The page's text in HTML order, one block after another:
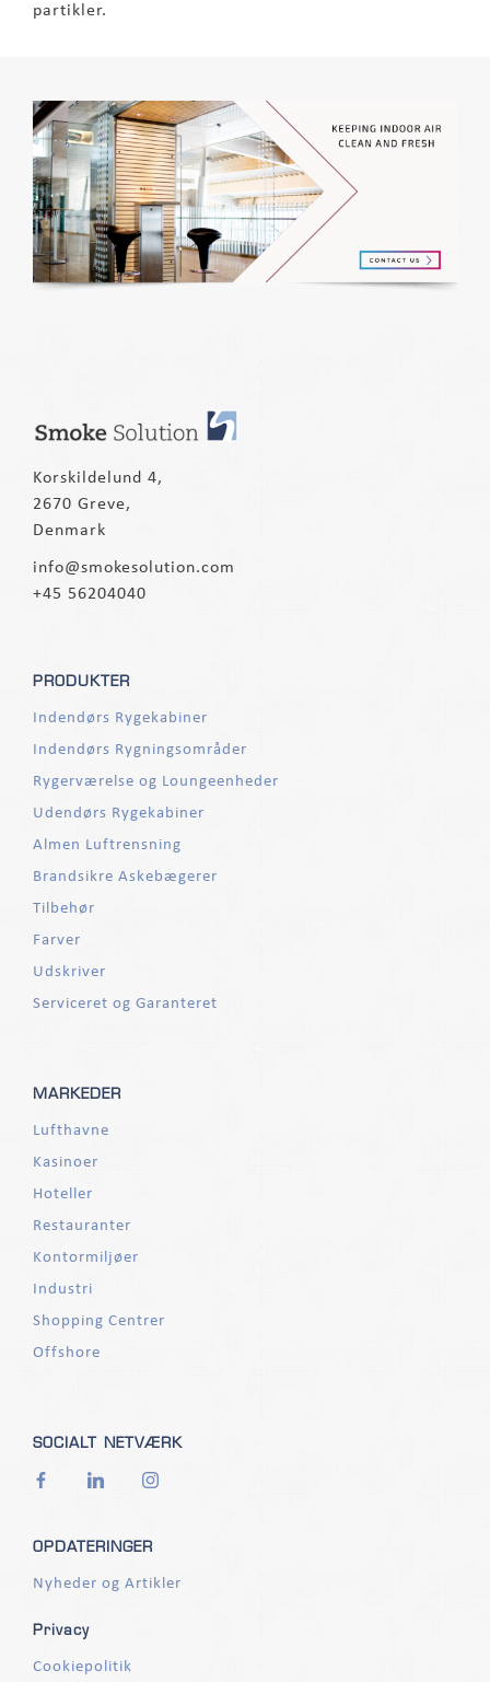
partikler.
Korskildelund 4,
2670 Greve,
Denmark
info@smokesolution.com
+45 56204040
PRODUKTER
Indendørs Rygekabiner
Indendørs Rygningsområder
Rygerværelse og Loungeenheder
Udendørs Rygekabiner
Almen Luftrensning
Brandsikre Askebægerer
Tilbehør
Farver
Udskriver
Serviceret og Garanteret
MARKEDER
Lufthavne
Kasinoer
Hoteller
Restauranter
Kontormiljøer
Industri
Shopping Centrer
Offshore
SOCIALT NETVÆRK
OPDATERINGER
Nyheder og Artikler
Privacy
Cookiepolitik